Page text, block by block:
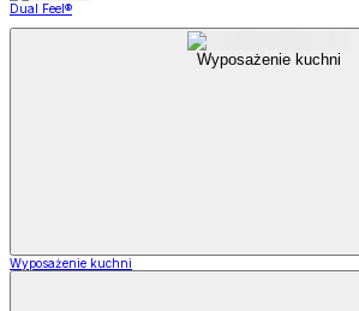
Dual Feel®
Wyposażenie kuchni
Wyposażenie kuchni